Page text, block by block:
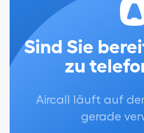
Sind Sie
zu
Aircall läuft auf
gerade